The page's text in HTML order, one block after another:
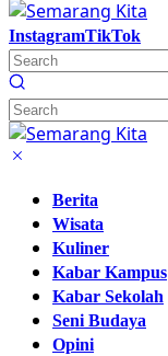
InstagramTikTok
Berita
Wisata
Kuliner
Kabar Kampus
Kabar Sekolah
Seni Budaya
Opini